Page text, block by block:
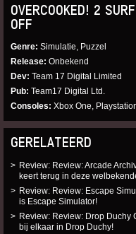
OVERCOOKED! 2
OFF
Genre Simulatie, Puzzel
Release Onbekend
Dev Team 17 Digital Limited
Pub Team17 Digital Ltd.
Consoles Xbox One,
GERELATEERD
Review: Review: Arcade
keert terug in deze
Review: Review: Escape
is Escape Simulator!
Review: Review: Drop Duchy
bij elkaar in Drop Duchy!